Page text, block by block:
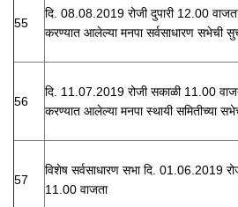
55
दि. 08.08.2019 रोजी दुपारी 12.00
करण्यात आलेल्या मनपा सर्वसाधारण सभेची
56
दि. 11.07.2019 रोजी सकाळी 11.00
करण्यात आलेल्या मनपा स्थायी समितीच्या
57
विशेष सर्वसाधारण सभा दि. 01.06.2019
11.00 वाजता